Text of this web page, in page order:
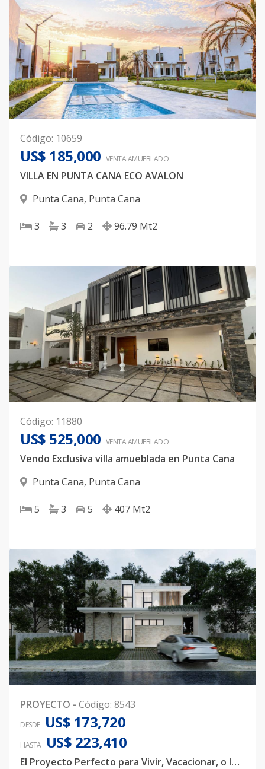
Código: 10659
US$ 185,000 VENTA AMUEBLADO
VILLA EN PUNTA CANA ECO AVALON
Punta Cana, Punta Cana
3 3 2 96.79 Mt2
Código: 11880
US$ 525,000 VENTA AMUEBLADO
Vendo Exclusiva villa amueblada en Punta Cana
Punta Cana, Punta Cana
5 3 5 407 Mt2
PROYECTO - Código: 8543
DESDE US$ 173,720
HASTA US$ 223,410
El Proyecto Perfecto para Vivir, Vacacionar, o Invertir en Punta Cana